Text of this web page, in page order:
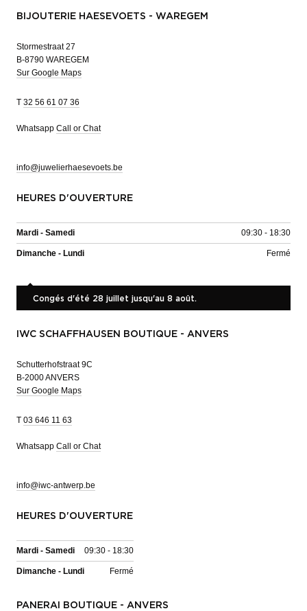
BIJOUTERIE HAESEVOETS - WAREGEM
Stormestraat 27
B-8790 WAREGEM
Sur Google Maps
T 32 56 61 07 36
Whatsapp Call or Chat
info@juwelierhaesevoets.be
HEURES D'OUVERTURE
Mardi - Samedi 09:30 - 18:30
Dimanche - Lundi Fermé
Congés d'été 28 juillet jusqu'au 8 août.
IWC SCHAFFHAUSEN BOUTIQUE - ANVERS
Schutterhofstraat 9C
B-2000 ANVERS
Sur Google Maps
T 03 646 11 63
Whatsapp Call or Chat
info@iwc-antwerp.be
HEURES D'OUVERTURE
Mardi - Samedi 09:30 - 18:30
Dimanche - Lundi Fermé
PANERAI BOUTIQUE - ANVERS